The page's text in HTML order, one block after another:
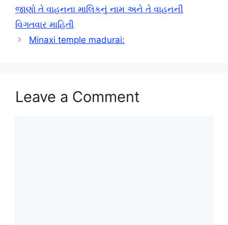
જાણો તે વાહનના માલિકનું નામ અને તે વાહનની
વિગતવાર માહિતી
Minaxi temple madurai:
Leave a Comment